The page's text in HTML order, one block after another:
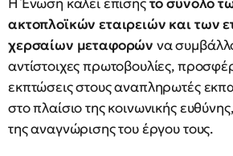
ακτοπλοϊκών εταιρειών και των
χερσαίων μεταφορών να
αντίστοιχες πρωτοβουλίες,
εκπτώσεις στους αναπληρωτές
στο πλαίσιο της κοινωνικής
της αναγνώρισης του έργου τους.